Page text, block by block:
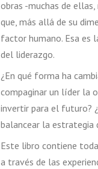
obras -muchas de
que, más allá de su
factor humano. Esa es
del liderazgo.
¿En qué forma ha
compaginar un líder la
invertir para el futuro?
balancear la estrategia
Este libro contiene
a través de las